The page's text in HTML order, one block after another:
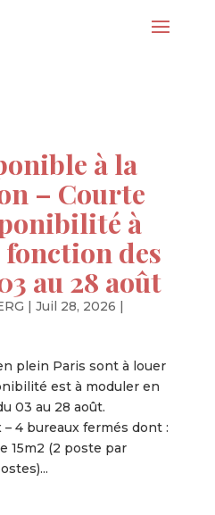
à la
– Courte
à
des
au 28 août
| Juil 28, 2026 |
plein Paris sont à louer
est à moduler en
03 au 28 août.
4 bureaux fermés dont :
15m2 (2 poste par